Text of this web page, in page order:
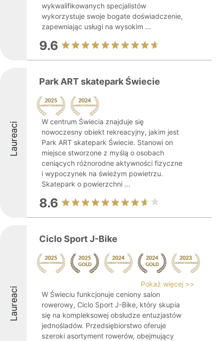
wykwalifikowanych specjalistów
wykorzystuje swoje bogate doświadczenie,
zapewniając usługi na wysokim ...
9.6
Laureaci
Park ART skatepark Świecie
W centrum Świecia znajduje się
nowoczesny obiekt rekreacyjny, jakim jest
Park ART skatepark Świecie. Stanowi on
miejsce stworzone z myślą o osobach
ceniących różnorodne aktywności fizyczne
i wypoczynek na świeżym powietrzu.
Skatepark o powierzchni ...
8.6
Laureaci
Ciclo Sport J-Bike
Pokaż więcej >>
W Świeciu funkcjonuje ceniony salon
rowerowy, Ciclo Sport J-Bike, który skupia
się na kompleksowej obsłudze entuzjastów
jednośladów. Przedsiębiorstwo oferuje
szeroki asortyment rowerów, obejmujący